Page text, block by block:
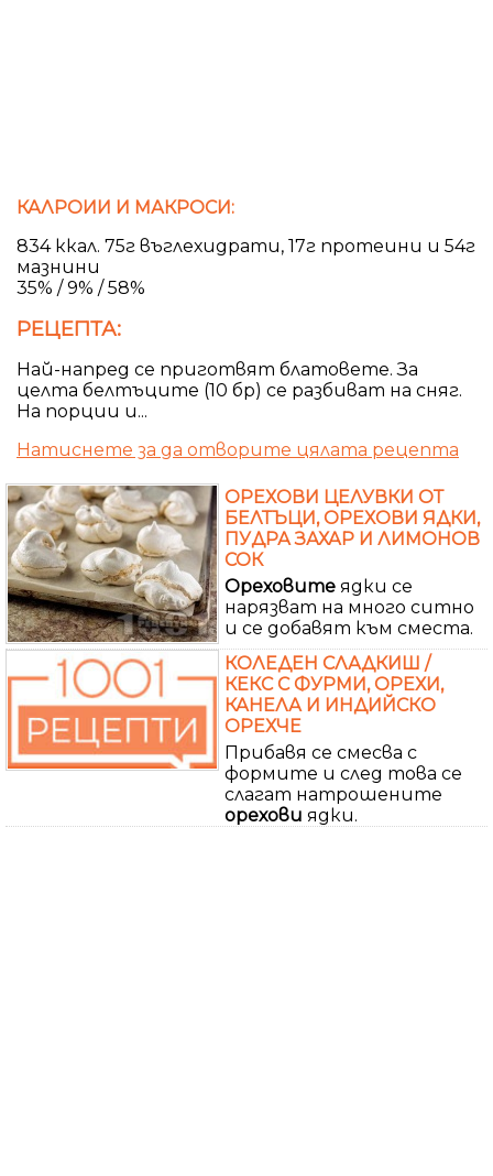
КАЛРОИИ И МАКРОСИ:
834 ккал. 75г въглехидрати, 17г протеини и 54г
мазнини
35% / 9% / 58%
РЕЦЕПТА:
Най-напред се приготвят блатовете. За
целта белтъците (10 бр) се разбиват на сняг.
На порции и...
Натиснете за да отворите цялата рецепта
ОРЕХОВИ ЦЕЛУВКИ ОТ
БЕЛТЪЦИ, ОРЕХОВИ ЯДКИ,
ПУДРА ЗАХАР И ЛИМОНОВ
СОК
Ореховите ядки се
нарязват на много ситно
и се добавят към сместа.
КОЛЕДЕН СЛАДКИШ /
КЕКС С ФУРМИ, ОРЕХИ,
КАНЕЛА И ИНДИЙСКО
ОРЕХЧЕ
Прибавя се смесва с
формите и след това се
слагат натрошените
орехови ядки.